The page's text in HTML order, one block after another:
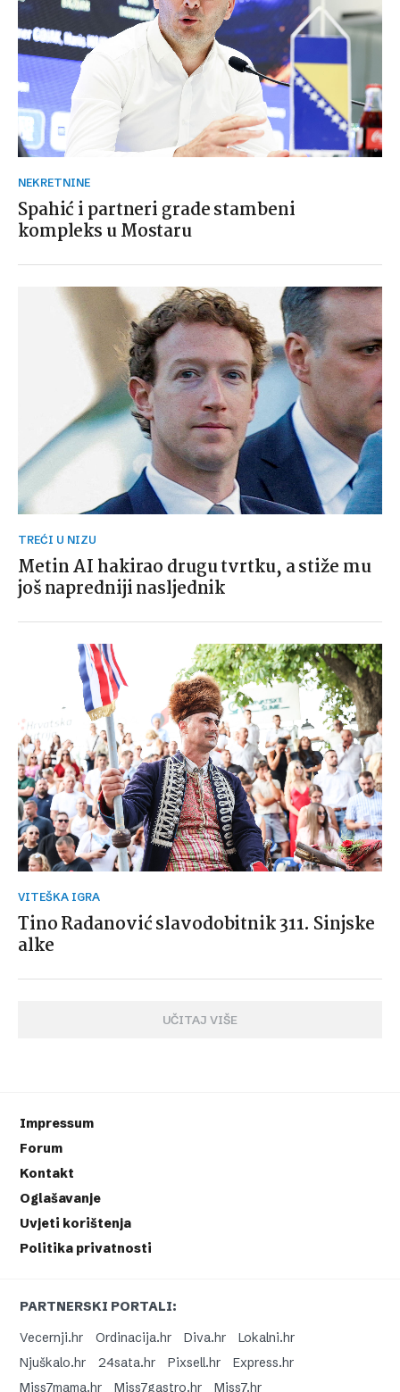
NEKRETNINE
Spahić i partneri grade stambeni
kompleks u Mostaru
TREĆI U NIZU
Metin AI hakirao drugu tvrtku, a stiže mu
još napredniji nasljednik
VITEŠKA IGRA
Tino Radanović slavodobitnik 311. Sinjske
alke
UČITAJ VIŠE
Impressum
Forum
Kontakt
Oglašavanje
Uvjeti korištenja
Politika privatnosti
PARTNERSKI PORTALI:
Vecernji.hr
Ordinacija.hr Diva.hr
Lokalni.hr
Njuškalo.hr
24sata.hr Pixsell.hr
Express.hr
Miss7mama.hr
Miss7gastro.hr Miss7.hr